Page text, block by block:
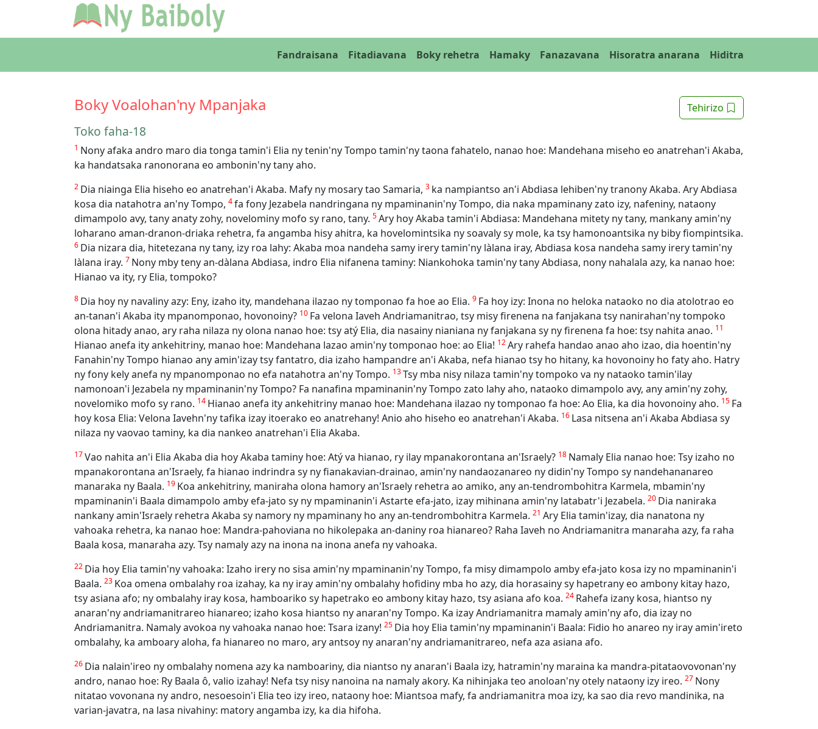
Fandraisana Fitadiavana Boky rehetra Hamaky Fanazavana Hisoratra anarana Hiditra
Tehirizo
Boky Voalohan'ny Mpanjaka
Toko faha-18
1 Nony afaka andro maro dia tonga tamin'i Elia ny tenin'ny Tompo tamin'ny taona fahatelo, nanao hoe: Mandehana miseho eo anatrehan'i Akaba,
ka handatsaka ranonorana eo ambonin'ny tany aho.
2 Dia niainga Elia hiseho eo anatrehan'i Akaba. Mafy ny mosary tao Samaria, 3 ka nampiantso an'i Abdiasa lehiben'ny tranony Akaba. Ary Abdiasa
kosa dia natahotra an'ny Tompo, 4fa fony Jezabela nandringana ny mpaminanin'ny Tompo, dia naka mpaminany zato izy, nafeniny, nataony
dimampolo avy, tany anaty zohy, novelominy mofo sy rano, tany. 5Ary hoy Akaba tamin'i Abdiasa: Mandehana mitety ny tany, mankany amin'ny
loharano aman-dranon-driaka rehetra, fa angamba hisy ahitra, ka hovelomintsika ny soavaly sy mole, ka tsy hamonoantsika ny biby fiompintsika.
6 Dia nizara dia, hitetezana ny tany, izy roa lahy: Akaba moa nandeha samy irery tamin'ny làlana iray, Abdiasa kosa nandeha samy irery tamin'ny
làlana iray. 7 Nony mby teny an-dàlana Abdiasa, indro Elia nifanena taminy: Niankohoka tamin'ny tany Abdiasa, nony nahalala azy, ka nanao hoe:
Hianao va ity, ry Elia, tompoko?
8 Dia hoy ny navaliny azy: Eny, izaho ity, mandehana ilazao ny tomponao fa hoe ao Elia. 9 Fa hoy izy: Inona no heloka nataoko no dia atolotrao eo
an-tanan'i Akaba ity mpanomponao, hovonoiny? 10 Fa velona Iaveh Andriamanitrao, tsy misy firenena na fanjakana tsy nanirahan'ny tompoko
olona hitady anao, ary raha nilaza ny olona nanao hoe: tsy atý Elia, dia nasainy nianiana ny fanjakana sy ny firenena fa hoe: tsy nahita anao. 11
Hianao anefa ity ankehitriny, manao hoe: Mandehana lazao amin'ny tomponao hoe: ao Elia! 12Ary rahefa handao anao aho izao, dia hoentin'ny
Fanahin'ny Tompo hianao any amin'izay tsy fantatro, dia izaho hampandre an'i Akaba, nefa hianao tsy ho hitany, ka hovonoiny ho faty aho. Hatry
ny fony kely anefa ny mpanomponao no efa natahotra an'ny Tompo. 13Tsy mba nisy nilaza tamin'ny tompoko va ny nataoko tamin'ilay
namonoan'i Jezabela ny mpaminanin'ny Tompo? Fa nanafina mpaminanin'ny Tompo zato lahy aho, nataoko dimampolo avy, any amin'ny zohy,
novelomiko mofo sy rano. 14 Hianao anefa ity ankehitriny manao hoe: Mandehana ilazao ny tomponao fa hoe: Ao Elia, ka dia hovonoiny aho. 15 Fa
hoy kosa Elia: Velona Iavehn'ny tafika izay itoerako eo anatrehany! Anio aho hiseho eo anatrehan'i Akaba. 16 Lasa nitsena an'i Akaba Abdiasa sy
nilaza ny vaovao taminy, ka dia nankeo anatrehan'i Elia Akaba.
17Vao nahita an'i Elia Akaba dia hoy Akaba taminy hoe: Atý va hianao, ry ilay mpanakorontana an'Israely? 18 Namaly Elia nanao hoe: Tsy izaho no
mpanakorontana an'Israely, fa hianao indrindra sy ny fianakavian-drainao, amin'ny nandaozanareo ny didin'ny Tompo sy nandehananareo
manaraka ny Baala. 19 Koa ankehitriny, maniraha olona hamory an'Israely rehetra ao amiko, any an-tendrombohitra Karmela, mbamin'ny
mpaminanin'i Baala dimampolo amby efa-jato sy ny mpaminanin'i Astarte efa-jato, izay mihinana amin'ny latabatr'i Jezabela. 20 Dia naniraka
nankany amin'Israely rehetra Akaba sy namory ny mpaminany ho any an-tendrombohitra Karmela. 21 Ary Elia tamin'izay, dia nanatona ny
vahoaka rehetra, ka nanao hoe: Mandra-pahoviana no hikolepaka an-daniny roa hianareo? Raha Iaveh no Andriamanitra manaraha azy, fa raha
Baala kosa, manaraha azy. Tsy namaly azy na inona na inona anefa ny vahoaka.
22 Dia hoy Elia tamin'ny vahoaka: Izaho irery no sisa amin'ny mpaminanin'ny Tompo, fa misy dimampolo amby efa-jato kosa izy no mpaminanin'i
Baala. 23 Koa omena ombalahy roa izahay, ka ny iray amin'ny ombalahy hofidiny mba ho azy, dia horasainy sy hapetrany eo ambony kitay hazo,
tsy asiana afo; ny ombalahy iray kosa, hamboariko sy hapetrako eo ambony kitay hazo, tsy asiana afo koa. 24 Rahefa izany kosa, hiantso ny
anaran'ny andriamanitrareo hianareo; izaho kosa hiantso ny anaran'ny Tompo. Ka izay Andriamanitra mamaly amin'ny afo, dia izay no
Andriamanitra. Namaly avokoa ny vahoaka nanao hoe: Tsara izany! 25 Dia hoy Elia tamin'ny mpaminanin'i Baala: Fidio ho anareo ny iray amin'ireto
ombalahy, ka amboary aloha, fa hianareo no maro, ary antsoy ny anaran'ny andriamanitrareo, nefa aza asiana afo.
26 Dia nalain'ireo ny ombalahy nomena azy ka namboariny, dia niantso ny anaran'i Baala izy, hatramin'ny maraina ka mandra-pitataovovonan'ny
andro, nanao hoe: Ry Baala ô, valio izahay! Nefa tsy nisy nanoina na namaly akory. Ka nihinjaka teo anoloan'ny otely nataony izy ireo. 27 Nony
nitatao vovonana ny andro, nesoesoin'i Elia teo izy ireo, nataony hoe: Miantsoa mafy, fa andriamanitra moa izy, ka sao dia revo mandinika, na
varian-javatra, na lasa nivahiny: matory angamba izy, ka dia hifoha.